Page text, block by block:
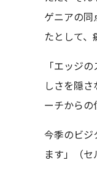
ゲニアの
たとして、
「エッジ
しさを隠
ーチからの
今季のビジ
ます」（セ